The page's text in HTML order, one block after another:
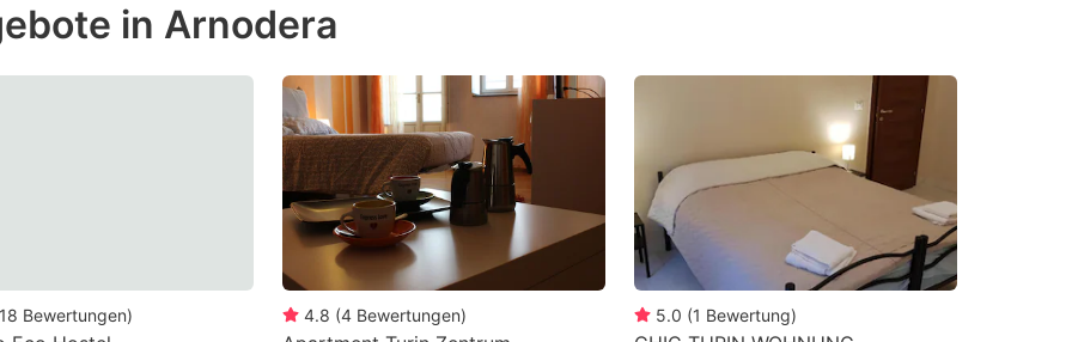
in Arnodera
Bewertungen) 4.8 (4 Bewertungen) 5.0 (1 Bewertung)